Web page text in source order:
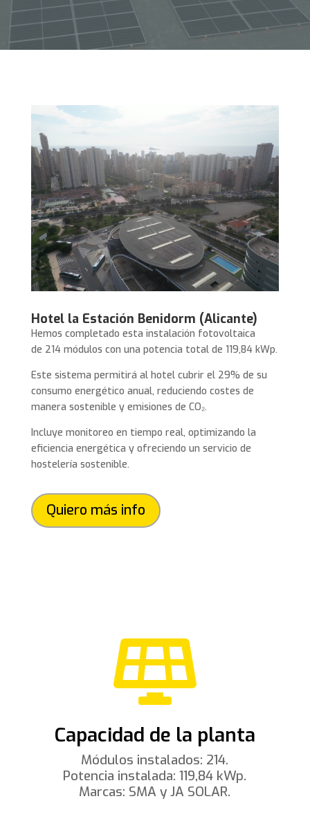
Hotel la Estación Benidorm (Alicante)
Hemos completado esta instalación fotovoltaica
de 214 módulos con una potencia total de 119,84 kWp.
Este sistema permitirá al hotel cubrir el 29% de su
consumo energético anual, reduciendo costes de
manera sostenible y emisiones de CO₂.
Incluye monitoreo en tiempo real, optimizando la
eficiencia energética y ofreciendo un servicio de
hostelería sostenible.
Quiero más info

Capacidad de la planta
Módulos instalados: 214.
Potencia instalada: 119,84 kWp.
Marcas: SMA y JA SOLAR.